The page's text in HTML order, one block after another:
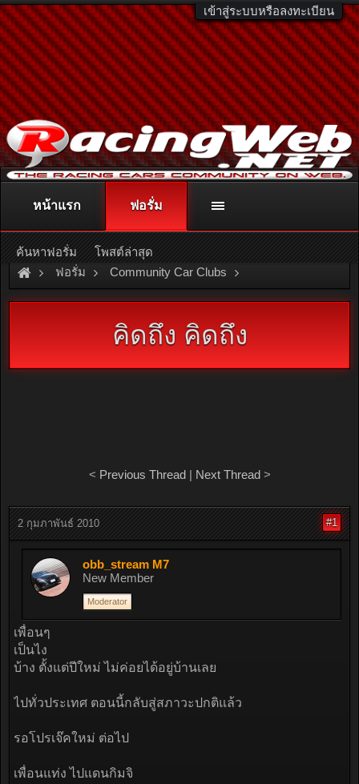
เข้าสู่ระบบหรือลงทะเบียน
ติดต่อลงโฆษณา racingweb@gmail.comหรือโทร. 081-811-1138
หรืออ่านรายละเอียดเพิ่มเติม คลิกที่นี่
ฟอรั่ม Community Car Clubs
Honda Car Clubs ClubStream
คิดถึง คิดถึง
< Previous Thread| Next Thread>
2 กุมภาพันธ์ 2010 #1
obb_stream M7
New Member
Moderator
เพื่อนๆ
เป็นไง
บ้าง ตั้งแต่ปีใหม่ ไม่ค่อยได้อยู่บ้านเลย
ไปทั่วประเทศ ตอนนี้กลับสู่สภาวะปกติแล้ว
รอโปรเจ๊คใหม่ ต่อไป
เพื่อนแท่ง ไปแดนกิมจิ
หน้าแรก ฟอรั่ม
ค้นหาฟอรั่ม โพสต์ล่าสุด